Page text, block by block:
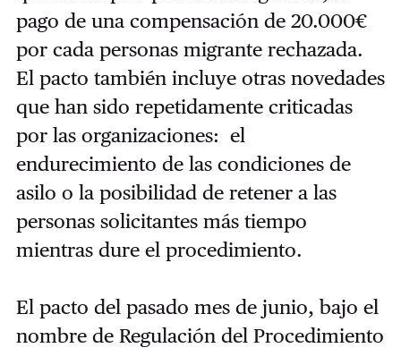
pago de una compensación de 20.000€
por cada personas migrante rechazada.
El pacto también incluye otras novedades
que han sido repetidamente criticadas
por las organizaciones: el
endurecimiento de las condiciones de
asilo o la posibilidad de retener a las
personas solicitantes más tiempo
mientras dure el procedimiento.
El pacto del pasado mes de junio, bajo el
nombre de Regulación del Procedimiento